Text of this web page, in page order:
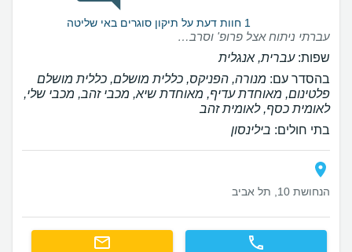
1 חוות דעת על תיקון סוגרים באי שליטה
עברתי ניתוח אצל פרופ' וסרברג. הניתוח היה מהיר ומוצלח וההתאוששות קלה. היחס היה נהדר ואני ממליצה עליו בחום.
שפות:עברית, אנגלית
בהסדר עם: מנורה, הפניקס, כללית מושלם, כללית מושלם
פלטינום, מאוחדת עדיף, מאוחדת שיא, מכבי זהב, מכבי שלי,
לאומית כסף, לאומית זהב
בתי חולים: בילינסון
הנחושת 10, תל אביב